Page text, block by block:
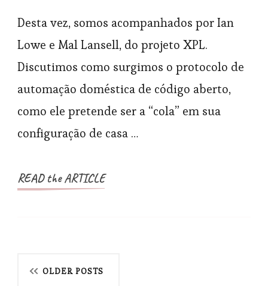
Desta vez, somos acompanhados por Ian
Lowe e Mal Lansell, do projeto XPL.
Discutimos como surgimos o protocolo de
automação doméstica de código aberto,
como ele pretende ser a “cola” em sua
configuração de casa …
READ the ARTICLE
Posts
OLDER POSTS